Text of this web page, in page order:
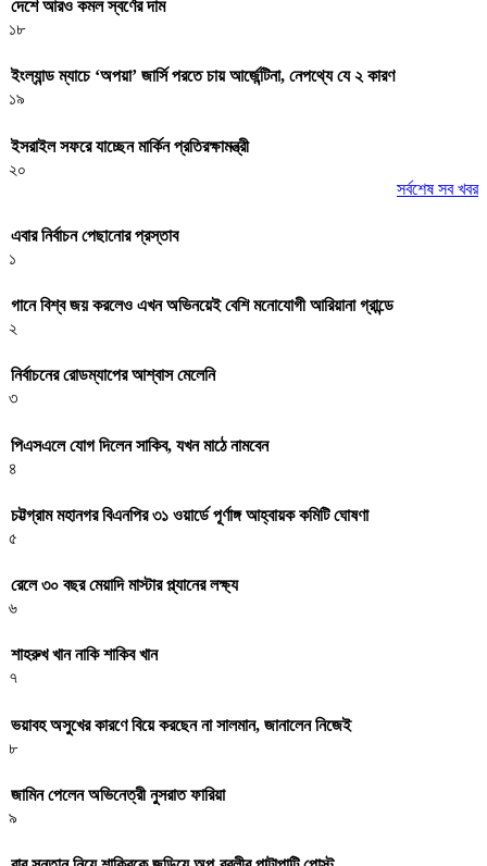
দেশে আরও কমল স্বর্ণের দাম
১৮
ইংল্যান্ড ম্যাচে ‘অপয়া’ জার্সি পরতে চায় আর্জেন্টিনা, নেপথ্যে যে ২ কারণ
১৯
ইসরাইল সফরে যাচ্ছেন মার্কিন প্রতিরক্ষামন্ত্রী
২০
সর্বশেষ সব খবর
এবার নির্বাচন পেছানোর প্রস্তাব
১
গানে বিশ্ব জয় করলেও এখন অভিনয়েই বেশি মনোযোগী আরিয়ানা গ্রান্ডে
২
নির্বাচনের রোডম্যাপের আশ্বাস মেলেনি
৩
পিএসএলে যোগ দিলেন সাকিব, যখন মাঠে নামবেন
৪
চট্টগ্রাম মহানগর বিএনপির ৩১ ওয়ার্ডে পূর্ণাঙ্গ আহ্বায়ক কমিটি ঘোষণা
৫
রেলে ৩০ বছর মেয়াদি মাস্টার প্ল্যানের লক্ষ্য
৬
শাহরুখ খান নাকি শাকিব খান
৭
ভয়াবহ অসুখের কারণে বিয়ে করছেন না সালমান, জানালেন নিজেই
৮
জামিন পেলেন অভিনেত্রী নুসরাত ফারিয়া
৯